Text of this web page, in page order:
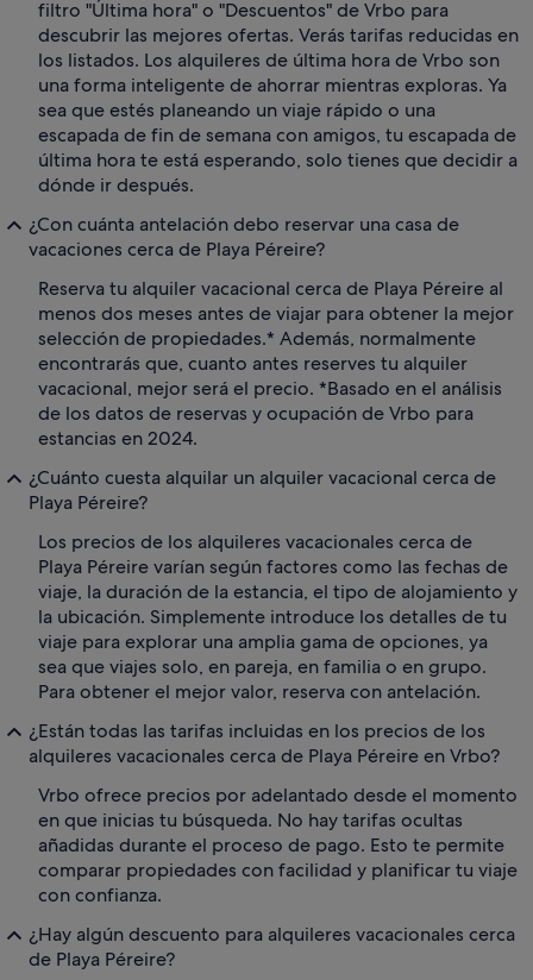
filtro "Última hora" o "Descuentos" de Vrbo para
descubrir las mejores ofertas. Verás tarifas reducidas en
los listados. Los alquileres de última hora de Vrbo son
una forma inteligente de ahorrar mientras exploras. Ya
sea que estés planeando un viaje rápido o una
escapada de fin de semana con amigos, tu escapada de
última hora te está esperando, solo tienes que decidir a
dónde ir después.
¿Con cuánta antelación debo reservar una casa de
vacaciones cerca de Playa Péreire?
Reserva tu alquiler vacacional cerca de Playa Péreire al
menos dos meses antes de viajar para obtener la mejor
selección de propiedades.* Además, normalmente
encontrarás que, cuanto antes reserves tu alquiler
vacacional, mejor será el precio. *Basado en el análisis
de los datos de reservas y ocupación de Vrbo para
estancias en 2024.
¿Cuánto cuesta alquilar un alquiler vacacional cerca de
Playa Péreire?
Los precios de los alquileres vacacionales cerca de
Playa Péreire varían según factores como las fechas de
viaje, la duración de la estancia, el tipo de alojamiento y
la ubicación. Simplemente introduce los detalles de tu
viaje para explorar una amplia gama de opciones, ya
sea que viajes solo, en pareja, en familia o en grupo.
Para obtener el mejor valor, reserva con antelación.
¿Están todas las tarifas incluidas en los precios de los
alquileres vacacionales cerca de Playa Péreire en Vrbo?
Vrbo ofrece precios por adelantado desde el momento
en que inicias tu búsqueda. No hay tarifas ocultas
añadidas durante el proceso de pago. Esto te permite
comparar propiedades con facilidad y planificar tu viaje
con confianza.
¿Hay algún descuento para alquileres vacacionales cerca
de Playa Péreire?